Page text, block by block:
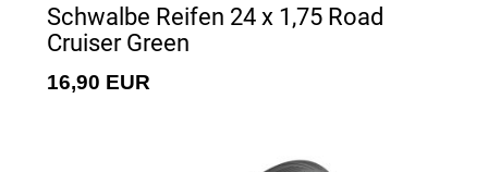
Schwalbe Reifen 24 x 1,75 Road
Cruiser Green
16,90 EUR